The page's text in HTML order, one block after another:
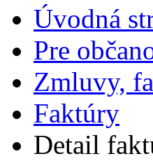
Úvodná
Pre
Zmluvy,
Faktúry
Detail